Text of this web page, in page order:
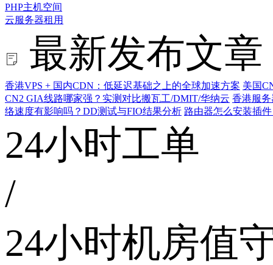
PHP主机空间
云服务器租用
最新发布文章
香港VPS + 国内CDN：低延迟基础之上的全球加速方案 美国
CN2 GIA线路哪家强？实测对比搬瓦工/DMIT/华纳云 香港服
络速度有影响吗？DD测试与FIO结果分析 路由器怎么安装插
24小时工单
/
24小时机房值